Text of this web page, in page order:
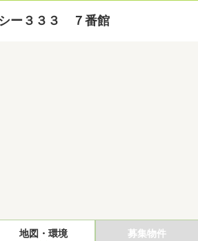
ー３３３ ７番館
地図・環境 募集物件